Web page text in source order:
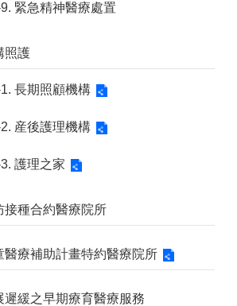
緊急精神醫療處置
照護
長期照顧機構
産後護理機構
護理之家
接種合約醫療院所
醫療補助計畫特約醫療院所
遲緩之早期療育醫療服務